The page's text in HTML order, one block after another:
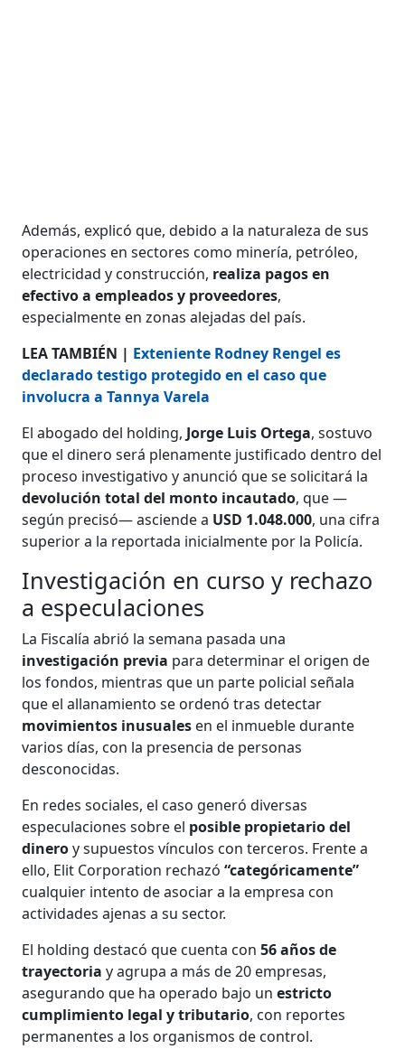
Además, explicó que, debido a la naturaleza de sus
operaciones en sectores como minería, petróleo,
electricidad y construcción, realiza pagos en
efectivo a empleados y proveedores,
especialmente en zonas alejadas del país.
LEA TAMBIÉN | Exteniente Rodney Rengel es
declarado testigo protegido en el caso que
involucra a Tannya Varela
El abogado del holding, Jorge Luis Ortega, sostuvo
que el dinero será plenamente justificado dentro del
proceso investigativo y anunció que se solicitará la
devolución total del monto incautado, que —
según precisó— asciende a USD 1.048.000, una cifra
superior a la reportada inicialmente por la Policía.
Investigación en curso y rechazo
a especulaciones
La Fiscalía abrió la semana pasada una
investigación previa para determinar el origen de
los fondos, mientras que un parte policial señala
que el allanamiento se ordenó tras detectar
movimientos inusuales en el inmueble durante
varios días, con la presencia de personas
desconocidas.
En redes sociales, el caso generó diversas
especulaciones sobre el posible propietario del
dineroy supuestos vínculos con terceros. Frente a
ello, Elit Corporation rechazó“categóricamente”
cualquier intento de asociar a la empresa con
actividades ajenas a su sector.
El holding destacó que cuenta con56 años de
trayectoria y agrupa a más de 20 empresas,
asegurando que ha operado bajo unestricto
cumplimiento legal y tributario, con reportes
permanentes a los organismos de control.